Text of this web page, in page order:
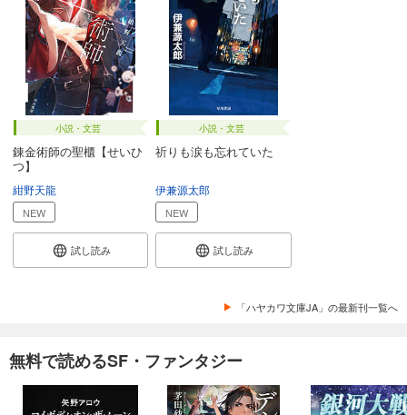
小説・文芸
錬金術師の聖櫃【せいひ
つ】
紺野天龍
NEW
試し読み
小説・文芸
祈りも涙も忘れていた
伊兼源太郎
NEW
試し読み
「ハヤカワ文庫JA」の最新刊一覧へ
無料で読めるSF・ファンタジー